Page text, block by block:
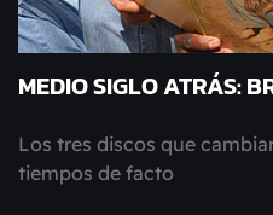
MEDIO SIGLO ATRÁS:
Los tres discos que
tiempos de facto